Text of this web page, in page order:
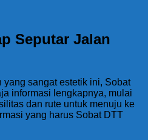
Seputar Jalan
sangat estetik ini, Sobat
informasi lengkapnya, mulai
dan rute untuk menuju ke
yang harus Sobat DTT